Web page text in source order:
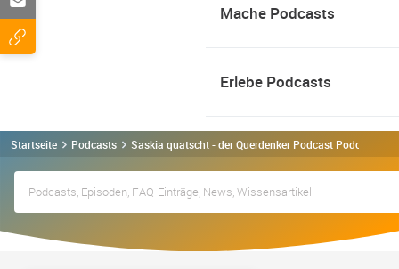
Mache Podcasts
Erlebe Podcasts
Startseite Podcasts Saskia quatscht - der Querdenker Podcast Podcast